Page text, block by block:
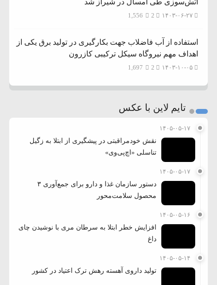
۱۴۰۳-۰۶-۲۷ 1,556
استفاده از آب فاضلاب جهت بکارگیری در تولید برق یکی از
اهداف مهم نیروگاه سیکل ترکیبی کازرون
۱۴۰۳-۱۰-۰۵ 1,697
تایم لاین با عکس
۱۴۰۵-۰۵-۱۷
نقش خودمراقبتی در پیشگیری از ابتلا به زگیل
تناسلی «اچ‌پی‌وی»
۱۴۰۵-۰۵-۱۷
دستور سازمان غذا و دارو برای جمع‌آوری ۳
محصول سلامت‌محور
۱۴۰۵-۰۵-۱۶
افزایش خطر ابتلا به سرطان مری با نوشیدن چای
داغ
۱۴۰۵-۰۵-۱۴
تولید داروی آهسته رهش ترک اعتیاد در کشور